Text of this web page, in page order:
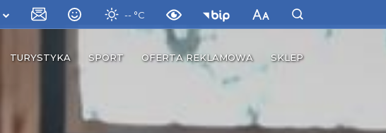
-- °C
TURYSTYKA SPORT OFERTA REKLAMOWA SKLEP